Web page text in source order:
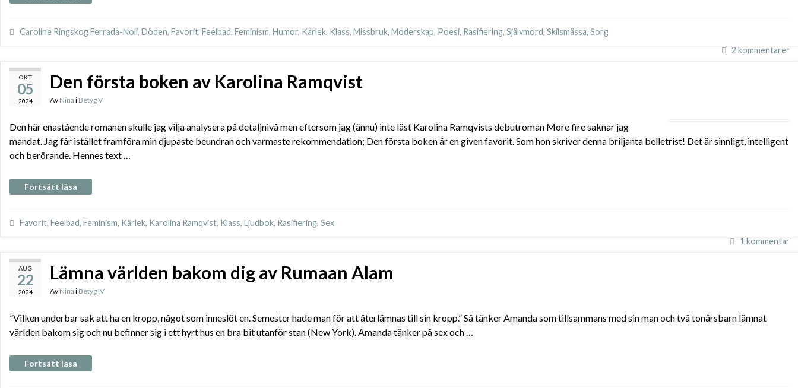
Caroline Ringskog Ferrada-Noli, Döden, Favorit, Feelbad, Feminism, Humor, Kärlek, Klass, Missbruk, Moderskap, Poesi, Rasifiering, Självmord, Skilsmässa, Sorg
2 kommentarer
OKT
05
2024
Den första boken av Karolina Ramqvist
Av Nina i Betyg V
Den här enastående romanen skulle jag vilja analysera på detaljnivå men eftersom jag (ännu) inte läst Karolina Ramqvists debutroman More fire saknar jag
mandat. Jag får istället framföra min djupaste beundran och varmaste rekommendation; Den första boken är en given favorit. Som hon skriver denna briljanta belletrist! Det är sinnligt, intelligent
och berörande. Hennes text …
Fortsätt läsa
Favorit, Feelbad, Feminism, Kärlek, Karolina Ramqvist, Klass, Ljudbok, Rasifiering, Sex
1 kommentar
AUG
22
2024
Lämna världen bakom dig av Rumaan Alam
Av Nina i Betyg IV
”Vilken underbar sak att ha en kropp, något som inneslöt en. Semester hade man för att återlämnas till sin kropp.” Så tänker Amanda som tillsammans med sin man och två tonårsbarn lämnat
världen bakom sig och nu befinner sig i ett hyrt hus en bra bit utanför stan (New York). Amanda tänker på sex och …
Fortsätt läsa